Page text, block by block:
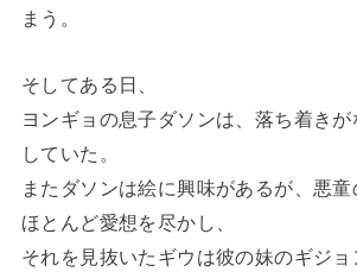
まう。
そしてある日、
ヨンギョの息子ダソンは、落ち着きが
していた。
またダソンは絵に興味があるが、悪
ほとんど愛想を尽かし、
それを見抜いたギウは彼の妹のギジ